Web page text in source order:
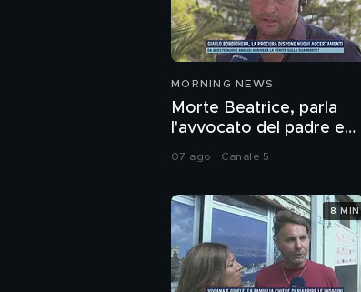
MORNING NEWS
Morte Beatrice, parla
l'avvocato del padre e
della zia
07 ago | Canale 5
8 MIN